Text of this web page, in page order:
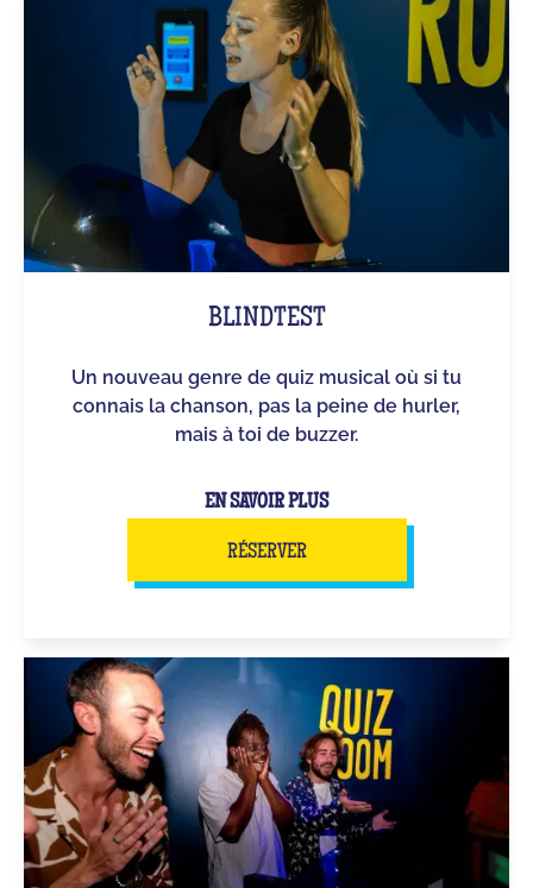
BLINDTEST
Un nouveau genre de quiz musical où si tu
connais la chanson, pas la peine de hurler,
mais à toi de buzzer.
EN SAVOIR PLUS
RÉSERVER